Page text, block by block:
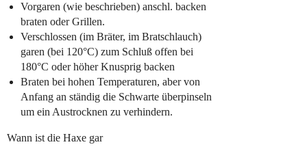
Vorgaren (wie beschrieben) anschl. backen
braten oder Grillen.
Verschlossen (im Bräter, im Bratschlauch)
garen (bei 120°C) zum Schluß offen bei
180°C oder höher Knusprig backen
Braten bei hohen Temperaturen, aber von
Anfang an ständig die Schwarte überpinseln
um ein Austrocknen zu verhindern.
Wann ist die Haxe gar